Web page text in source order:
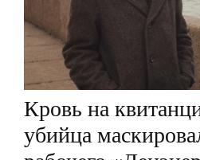
Кровь на
убийца